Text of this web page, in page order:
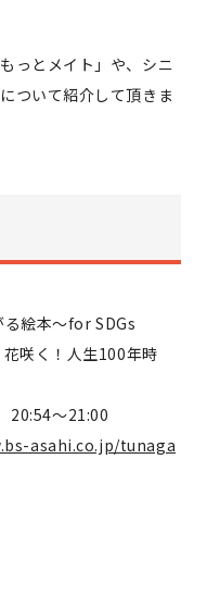
っとメイト」や、シニ
ついて紹介して頂きま
る絵本〜for SDGs
咲く！人生100年時
20:54〜21:00
asahi.co.jp/tunaga